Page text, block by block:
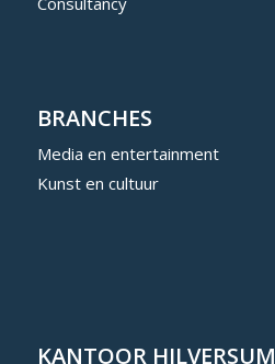
BRANCHES
Media en entertainment
Kunst en cultuur
KANTOOR HILVERSUM